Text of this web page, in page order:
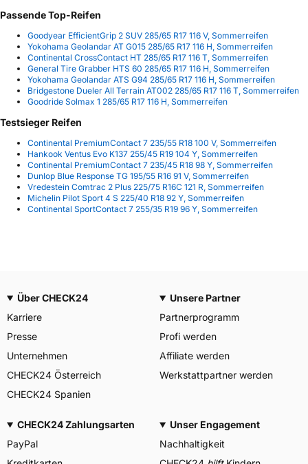
Passende Top-Reifen
Goodyear EfficientGrip 2 SUV 285/65 R17 116 V, Sommerreifen
Yokohama Geolandar AT G015 285/65 R17 116 H, Sommerreifen
Continental CrossContact HT 285/65 R17 116 T, Sommerreifen
General Tire Grabber HTS 60 285/65 R17 116 H, Sommerreifen
Yokohama Geolandar ATS G94 285/65 R17 116 H, Sommerreifen
Bridgestone Dueler All Terrain AT002 285/65 R17 116 T, Sommerreifen
Goodride Solmax 1 285/65 R17 116 H, Sommerreifen
Testsieger Reifen
Continental PremiumContact 7 235/55 R18 100 V, Sommerreifen
Hankook Ventus Evo K137 255/45 R19 104 Y, Sommerreifen
Continental PremiumContact 7 235/45 R18 98 Y, Sommerreifen
Dunlop Blue Response TG 195/55 R16 91 V, Sommerreifen
Vredestein Comtrac 2 Plus 225/75 R16C 121 R, Sommerreifen
Michelin Pilot Sport 4 S 225/40 R18 92 Y, Sommerreifen
Continental SportContact 7 255/35 R19 96 Y, Sommerreifen
Über CHECK24
Karriere
Presse
Unternehmen
CHECK24 Österreich
CHECK24 Spanien
Unsere Partner
Partnerprogramm
Profi werden
Affiliate werden
Werkstattpartner werden
CHECK24 Zahlungsarten
PayPal
Unser Engagement
Nachhaltigkeit